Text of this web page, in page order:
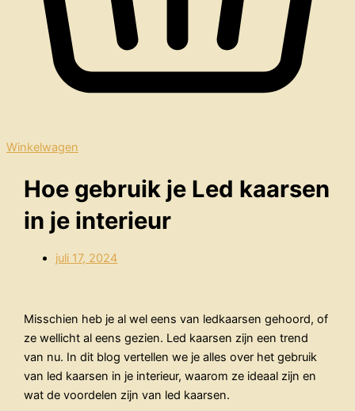
Winkelwagen
Hoe gebruik je Led kaarsen
in je interieur
juli 17, 2024
Misschien heb je al wel eens van ledkaarsen gehoord, of
ze wellicht al eens gezien. Led kaarsen zijn een trend
van nu. In dit blog vertellen we je alles over het gebruik
van led kaarsen in je interieur, waarom ze ideaal zijn en
wat de voordelen zijn van led kaarsen.